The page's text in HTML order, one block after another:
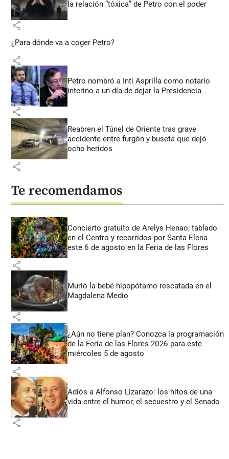
la relación “tóxica” de Petro con el poder
share
¿Para dónde va a coger Petro?
share
Petro nombró a Inti Asprilla como notario
interino a un día de dejar la Presidencia
share
Reabren el Túnel de Oriente tras grave
accidente entre furgón y buseta que dejó
ocho heridos
share
Te recomendamos
Concierto gratuito de Arelys Henao, tablado
en el Centro y recorridos por Santa Elena
este 6 de agosto en la Feria de las Flores
share
Murió la bebé hipopótamo rescatada en el
Magdalena Medio
share
¿Aún no tiene plan? Conozca la programación
de la Feria de las Flores 2026 para este
miércoles 5 de agosto
share
Adiós a Alfonso Lizarazo: los hitos de una
vida entre el humor, el secuestro y el Senado
share